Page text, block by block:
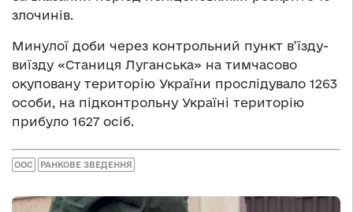
злочинів.
Минулої доби через контрольний пункт в’їзду-
виїзду «Станиця Луганська» на тимчасово
окуповану територію України прослідувало 1263
особи, на підконтрольну Україні територію
прибуло 1627 осіб.
ООС РАНКОВЕ ЗВЕДЕННЯ